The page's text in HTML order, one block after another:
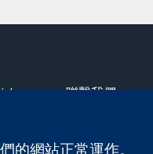
聯繫我們
關於我們
的網站正常運作。